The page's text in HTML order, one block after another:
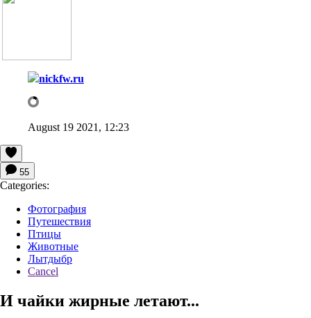
nickfw.ru
August 19 2021, 12:23
55
Categories:
Фотография
Путешествия
Птицы
Животные
Лытдыбр
Cancel
И чайки жирные летают...